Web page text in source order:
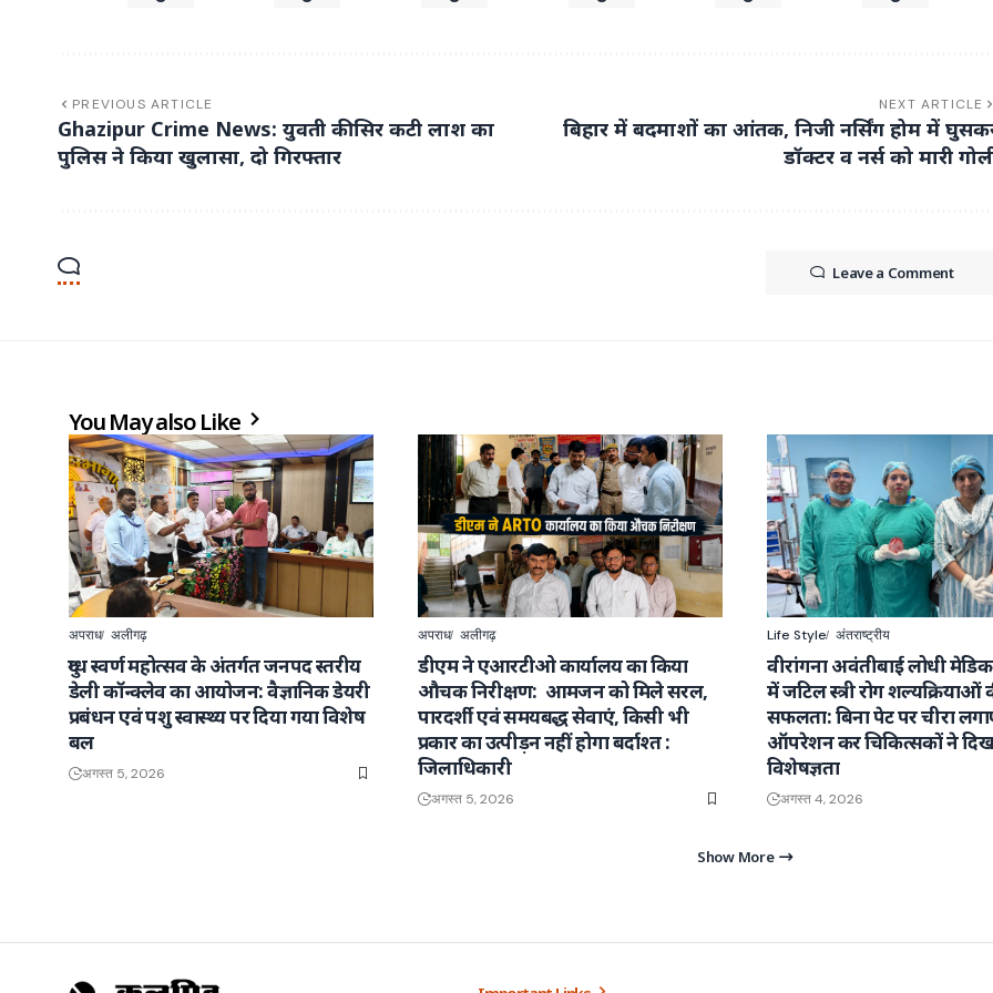
PREVIOUS ARTICLE
Ghazipur Crime News: युवती की सिर कटी लाश का
पुलिस ने किया खुलासा, दो गिरफ्तार
NEXT ARTICLE
बिहार में बदमाशों का आंतक, निजी नर्सिंग होम में
डॉक्टर व नर्स को मारी
Leave a Comment
You May also Like
अपराध अलीगढ़
दुग्ध स्वर्ण महोत्सव के अंतर्गत जनपद स्तरीय
डेली कॉन्क्लेव का आयोजन: वैज्ञानिक डेयरी
प्रबंधन एवं पशु स्वास्थ्य पर दिया गया विशेष
बल
अगस्त 5, 2026
अपराध अलीगढ़
डीएम ने एआरटीओ कार्यालय का किया
औचक निरीक्षण: आमजन को मिले सरल,
पारदर्शी एवं समयबद्ध सेवाएं, किसी भी
प्रकार का उत्पीड़न नहीं होगा बर्दाश्त :
जिलाधिकारी
अगस्त 5, 2026
Life Style अंतराष्ट्रीय
वीरांगना अवंतीबाई लोधी
में जटिल स्त्री रोग शल्यक्रियाओं
सफलता: बिना पेट पर चीरा
ऑपरेशन कर चिकित्सकों ने
विशेषज्ञता
अगस्त 4, 2026
Show More